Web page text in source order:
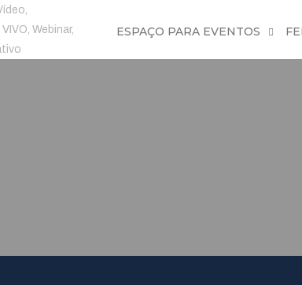
ESPAÇO PARA EVENTOS